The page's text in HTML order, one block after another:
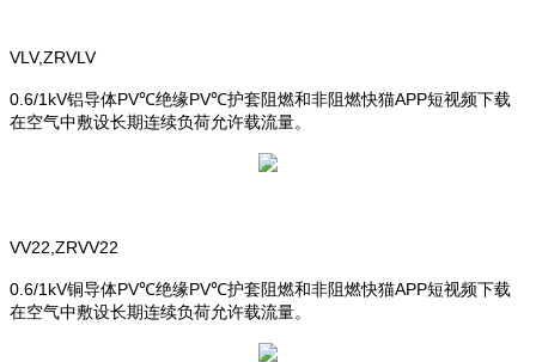
VLV,ZRVLV
0.6/1kV铝导体PV℃绝缘PV℃护套阻燃和非阻燃快猫APP短视频下载
在空气中敷设长期连续负荷允许载流量。
VV22,ZRVV22
0.6/1kV铜导体PV℃绝缘PV℃护套阻燃和非阻燃快猫APP短视频下载
在空气中敷设长期连续负荷允许载流量。